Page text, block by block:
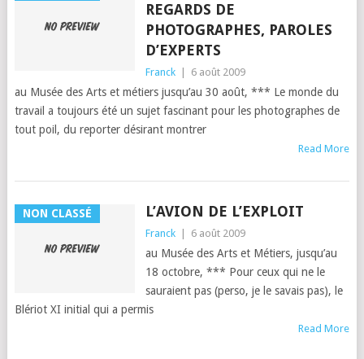
REGARDS DE
PHOTOGRAPHES, PAROLES
D’EXPERTS
Franck 6 août 2009
au Musée des Arts et métiers jusqu’au 30 août, *** Le monde du
tra­vail a tou­jours été un sujet fasci­nant pour les pho­tographes de
tout poil, du reporter désir­ant mon­tr­er
Read More
NON CLASSÉ L’AVION DE L’EXPLOIT
Franck 6 août 2009
au Musée des Arts et Métiers, jusqu’au
18 octobre, *** Pour ceux qui ne le
sauraient pas (per­so, je le savais pas), le
Bléri­ot XI ini­tial qui a per­mis
Read More